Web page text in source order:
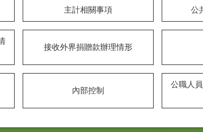
主計相關事項 公
接收外界捐贈款辦理情形
內部控制
公職人